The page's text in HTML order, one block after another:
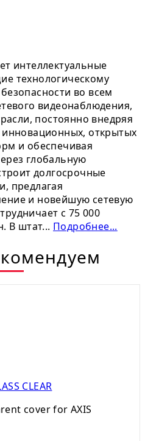
интеллектуальные
технологическому
во всем
видеонаблюдения,
постоянно внедряя
открытых
и обеспечивая
глобальную
долгосрочные
предлагая
и новейшую сетевую
с 75 000
В штат... Подробнее...
CLEAR
cover for AXIS